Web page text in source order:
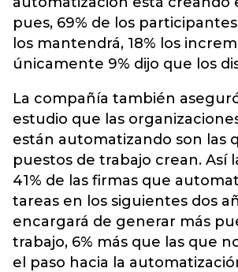
pues, 69% de los
los mantendrá, 18% los
únicamente 9% dijo que los
La compañía también
estudio que las
están automatizando son las
puestos de trabajo crean. Así
41% de las firmas que
tareas en los siguientes dos
encargará de generar más
trabajo, 6% más que las que
el paso hacia la